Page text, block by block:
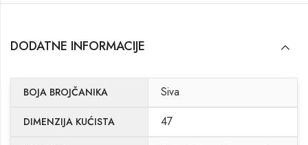
DODATNE INFORMACIJE
BOJA BROJČANIKA Siva
DIMENZIJA KUĆISTA 47